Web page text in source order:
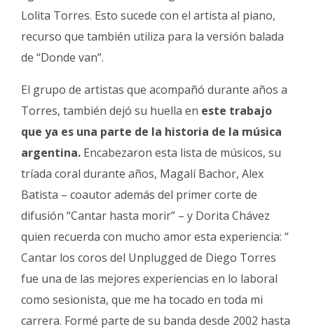
Lolita Torres. Esto sucede con el artista al piano,
recurso que también utiliza para la versión balada
de “Donde van”.
El grupo de artistas que acompañó durante años a
Torres, también dejó su huella en este trabajo
que ya es una parte de la historia de la música
argentina. Encabezaron esta lista de músicos, su
tríada coral durante años, Magalí Bachor, Alex
Batista – coautor además del primer corte de
difusión “Cantar hasta morir” – y Dorita Chávez
quien recuerda con mucho amor esta experiencia: “
Cantar los coros del Unplugged de Diego Torres
fue una de las mejores experiencias en lo laboral
como sesionista, que me ha tocado en toda mi
carrera. Formé parte de su banda desde 2002 hasta